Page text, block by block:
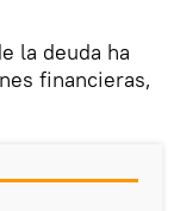
la deuda ha
financieras,